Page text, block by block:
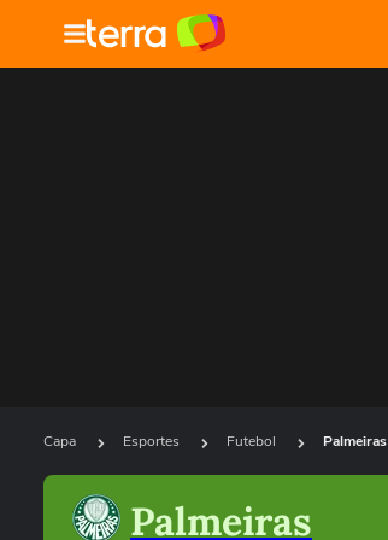
Capa Esportes Futebol Palmeiras
Palmeiras